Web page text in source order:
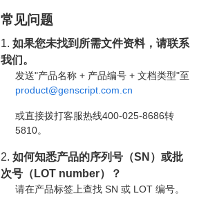
常见问题
1.如果您未找到所需文件资料，请联系
我们。
发送"产品名称 + 产品编号 + 文档类型"至
product@genscript.com.cn
或直接拨打客服热线400-025-8686转
5810。
2.如何知悉产品的序列号（SN）或批
次号（LOT number）？
请在产品标签上查找 SN 或 LOT 编号。